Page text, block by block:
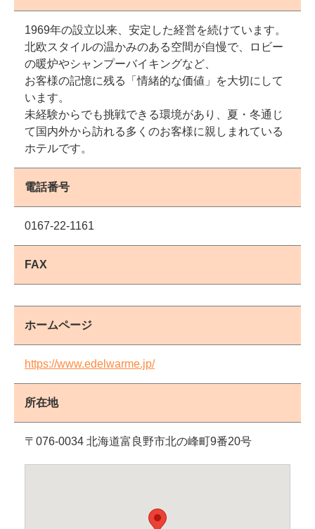
1969年の設立以来、安定した経営を続けています。
北欧スタイルの温かみのある空間が自慢で、ロビー
の暖炉やシャンプーバイキングなど、
お客様の記憶に残る「情緒的な価値」を大切にして
います。
未経験からでも挑戦できる環境があり、夏・冬通じ
て国内外から訪れる多くのお客様に親しまれている
ホテルです。
電話番号
0167-22-1161
FAX
ホームページ
https://www.edelwarme.jp/
所在地
〒076-0034 北海道富良野市北の峰町9番20号